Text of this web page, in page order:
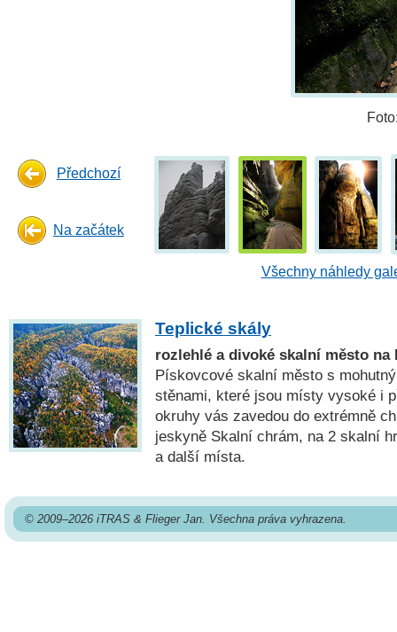
Předchozí
Na začátek
Všechny náhledy
Teplické skály
rozlehlé a divoké skalní město na
Pískovcové skalní město s
stěnami, které jsou místy vysoké i
okruhy vás zavedou do extrémně
jeskyně Skalní chrám, na 2 skalní
a další místa.
© 2009–2026 iTRAS & Flieger Jan. Všechna práva vyhrazena.